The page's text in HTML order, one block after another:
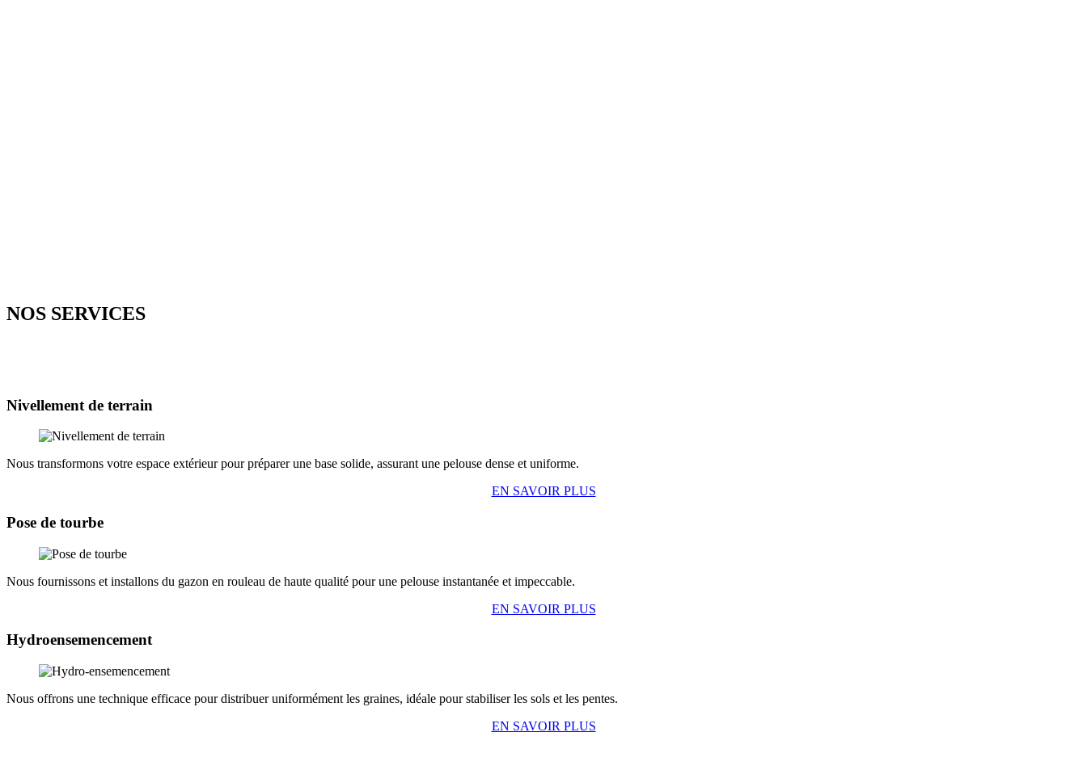
NOS SERVICES
Nivellement de terrain
Nous transformons votre espace extérieur pour préparer une base solide, assurant une pelouse dense et uniforme.
EN SAVOIR PLUS
Pose de tourbe
Nous fournissons et installons du gazon en rouleau de haute qualité pour une pelouse instantanée et impeccable.
EN SAVOIR PLUS
Hydroensemencement
Nous offrons une technique efficace pour distribuer uniformément les graines, idéale pour stabiliser les sols et les pentes.
EN SAVOIR PLUS